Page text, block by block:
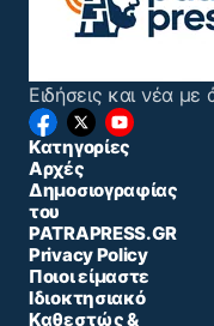
Ειδήσεις και νέα με
Κατηγορίες
Αρχές
Δημοσιογραφίας
του
PATRAPRESS.GR
Privacy Policy
Ποιοι είμαστε
Ιδιοκτησιακό
Καθεστώς &